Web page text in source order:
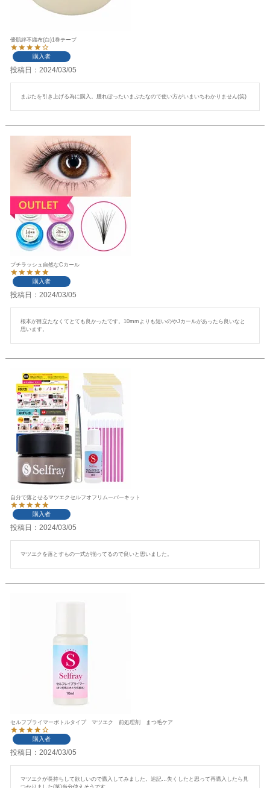
優肌絆不織布(白)1巻テープ
購入者
投稿日 2024/03/05
まぶたを引き上げる為に購入。腫れぼったいまぶたなので使い方がいまいちわかりません(笑)
プチラッシュ自然なCカール
購入者
投稿日 2024/03/05
根本が目立たなくてとても良かったです。10mmよりも短いのやJカールがあったら良いなと
思います。
自分で落とせるマツエクセルフオフリムーバーキット
購入者
投稿日 2024/03/05
マツエクを落とすもの一式が揃ってるので良いと思いました。
セルフプライマーボトルタイプ マツエク 前処理剤 まつ毛ケア
購入者
投稿日 2024/03/05
マツエクが長持ちして欲しいので購入してみました。追記…失くしたと思って再購入したら見
つかりました(笑)当分使えそうです。